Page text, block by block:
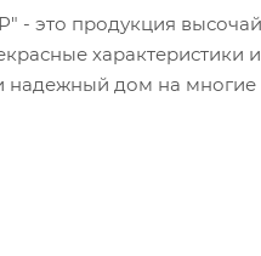
это продукция
характеристики
надежный дом на
Юге России – это 24-х